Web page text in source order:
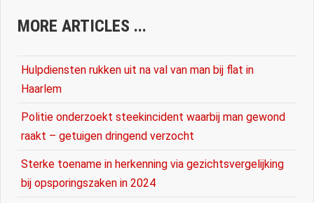
MORE ARTICLES ...
Hulpdiensten rukken uit na val van man bij flat in
Haarlem
Politie onderzoekt steekincident waarbij man gewond
raakt – getuigen dringend verzocht
Sterke toename in herkenning via gezichtsvergelijking
bij opsporingszaken in 2024